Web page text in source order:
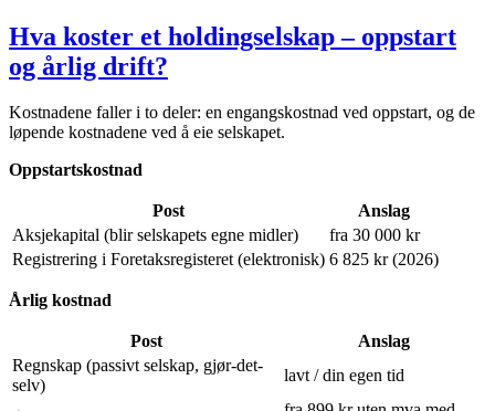
Hva koster et holdingselskap – oppstart
og årlig drift?
Kostnadene faller i to deler: en engangskostnad ved oppstart, og de
løpende kostnadene ved å eie selskapet.
Oppstartskostnad
Post
Anslag
Aksjekapital (blir selskapets egne midler)
fra 30 000 kr
Registrering i Foretaksregisteret (elektronisk) 6 825 kr (2026)
Årlig kostnad
Post
Anslag
Regnskap (passivt selskap, gjør-det-
selv)
lavt / din egen tid